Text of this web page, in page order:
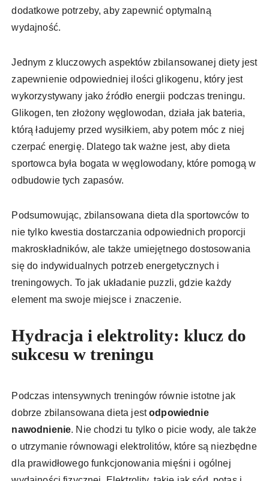
dodatkowe potrzeby, aby zapewnić optymalną
wydajność.
Jednym z kluczowych aspektów zbilansowanej diety jest
zapewnienie odpowiedniej ilości glikogenu, który jest
wykorzystywany jako źródło energii podczas treningu.
Glikogen, ten złożony węglowodan, działa jak bateria,
którą ładujemy przed wysiłkiem, aby potem móc z niej
czerpać energię. Dlatego tak ważne jest, aby dieta
sportowca była bogata w węglowodany, które pomogą w
odbudowie tych zapasów.
Podsumowując, zbilansowana dieta dla sportowców to
nie tylko kwestia dostarczania odpowiednich proporcji
makroskładników, ale także umiejętnego dostosowania
się do indywidualnych potrzeb energetycznych i
treningowych. To jak układanie puzzli, gdzie każdy
element ma swoje miejsce i znaczenie.
Hydracja i elektrolity: klucz do
sukcesu w treningu
Podczas intensywnych treningów równie istotne jak
dobrze zbilansowana dieta jestodpowiednie
nawodnienie. Nie chodzi tu tylko o picie wody, ale także
o utrzymanie równowagi elektrolitów, które są niezbędne
dla prawidłowego funkcjonowania mięśni i ogólnej